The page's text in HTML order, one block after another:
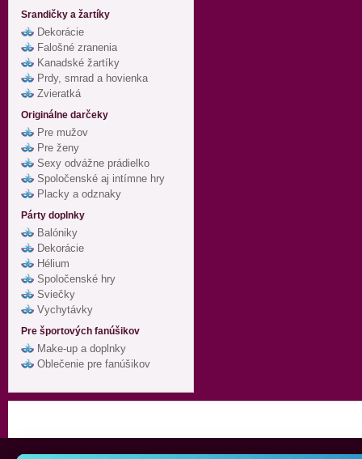
Srandičky a žartíky
Dekorácie
Falošné zranenia
Kanadské žartíky
Prdy, smrad a hovienka
Zvieratká
Originálne darčeky
Pre mužov
Pre ženy
Sexy odvážne prádielko
Spoločenské aj intímne hry
Placky a odznaky
Párty doplnky
Balóniky
Dekorácie
Hélium
Spoločenské hry
Sviečky
Vychytávky
Pre športových fanúšikov
Make-up a doplnky
Oblečenie pre fanúšikov